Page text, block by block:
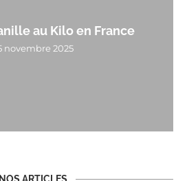
au Kilo en France
novembre 2025
NOS ARTICLES